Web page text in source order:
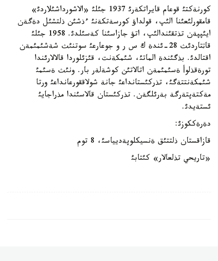
كورنةكتئ قوعام قايراتكةرئ 1937 جئلئ «الاشورداشئلاردئ»
قامقورلئعئنا الئپ، قولداؤ كورسةتكةنئ ءذشئن ذلتشئل دةگةن
ايئپپةن تذتقئندالئپ، اتؤ جازاسئنا كةسئلدئ. 1958 جئلئ
قاثتاردئث 28-ئندة ك س ر و جوعارعئ سوتنئث شةشئمئمةن
اقتالدئ. بذگئندة الماتئ، شئمكةنت، قئزئلوردا قالالارئندا
تورةقذلوأ ةسئمئمةن اتالاتئن كوشةلةر بار. ونئث ةسئمئ
شئمكةنتتةگئ، تذركئستانداعئ جانة شولاققورعانداعئ ورتا
مةكتةپتةرگة بةرئلگةن. تذركئستان قالاسئندا مذراجايئ
ئستةيدئ.
دةرةككوزئ:
قازاقستان ذلتتئق ةنسيكلوپةديياسئ، 8 توم
«تاريحي تذلعالار» كئتابئ